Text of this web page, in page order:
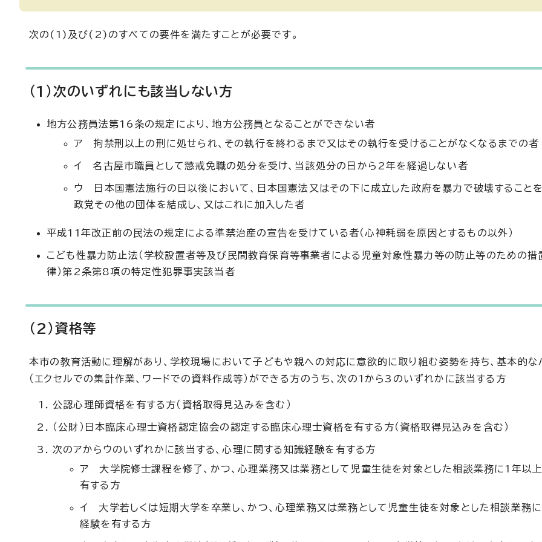
次の(1)及び(2)のすべての要件を満たすことが必要です。
(1)次のいずれにも該当しない方
地方公務員法第16条の規定により、地方公務員となることができない者
ア 拘禁刑以上の刑に処せられ、その執行を終わるまで又はその執行を受けることがなくなるまでの者
イ 名古屋市職員として懲戒免職の処分を受け、当該処分の日から2年を経過しない者
ウ 日本国憲法施行の日以後において、日本国憲法又はその下に成立した政府を暴力で破壊すること
政党その他の団体を結成し、又はこれに加入した者
平成11年改正前の民法の規定による準禁治産の宣告を受けている者（心神耗弱を原因とするもの以外）
こども性暴力防止法（学校設置者等及び民間教育保育等事業者による児童対象性暴力等の防止等のための措
律）第2条第8項の特定性犯罪事実該当者
(2)資格等
本市の教育活動に理解があり、学校現場において子どもや親への対応に意欲的に取り組む姿勢を持ち、基本的な
（エクセルでの集計作業、ワードでの資料作成等）ができる方のうち、次の1から3のいずれかに該当する方
公認心理師資格を有する方（資格取得見込みを含む）
（公財）日本臨床心理士資格認定協会の認定する臨床心理士資格を有する方（資格取得見込みを含む）
次のアからウのいずれかに該当する、心理に関する知識経験を有する方
ア 大学院修士課程を修了、かつ、心理業務又は業務として児童生徒を対象とした相談業務に1年以
有する方
イ 大学若しくは短期大学を卒業し、かつ、心理業務又は業務として児童生徒を対象とした相談業務
経験を有する方